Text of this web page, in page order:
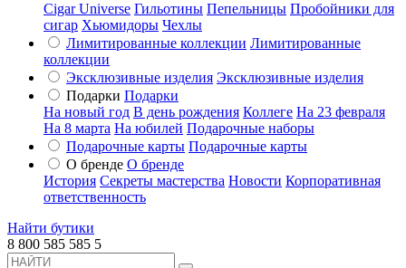
Cigar Universe Гильотины Пепельницы Пробойники для
сигар Хьюмидоры Чехлы
Лимитированные коллекции Лимитированные
коллекции
Эксклюзивные изделия Эксклюзивные изделия
Подарки Подарки
На новый год В день рождения Коллеге На 23 февраля
На 8 марта На юбилей Подарочные наборы
Подарочные карты Подарочные карты
О бренде О бренде
История Секреты мастерства Новости Корпоративная
ответственность
Найти бутики
8 800 585 585 5